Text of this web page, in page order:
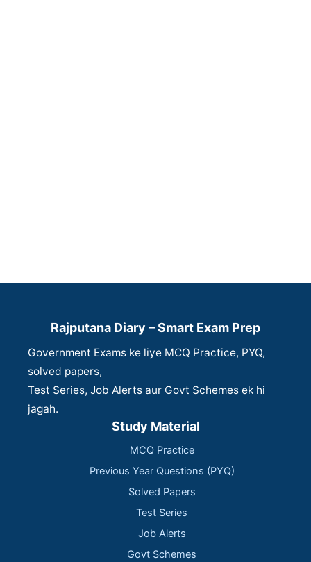
Rajputana Diary – Smart Exam Prep
Government Exams ke liye MCQ Practice, PYQ,
solved papers,
Test Series, Job Alerts aur Govt Schemes ek hi
jagah.
Study Material
MCQ Practice
Previous Year Questions (PYQ)
Solved Papers
Test Series
Job Alerts
Govt Schemes